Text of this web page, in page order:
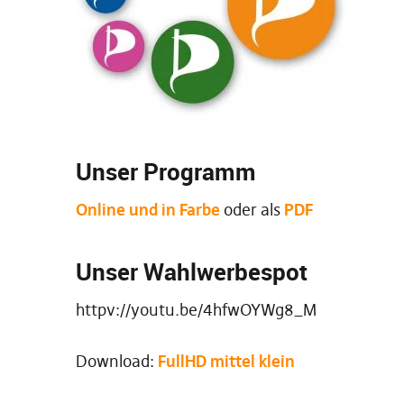
Unser Programm
Online und in Farbe oder als PDF
Unser Wahlwerbespot
httpv://youtu.be/4hfwOYWg8_M
Download: FullHD mittel klein